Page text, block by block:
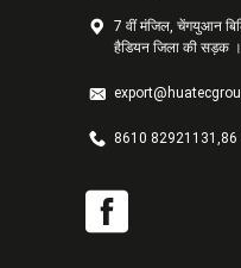
7 वीं मंजिल, चेंगयुआन
हैडियन जिला की सड़क
8610